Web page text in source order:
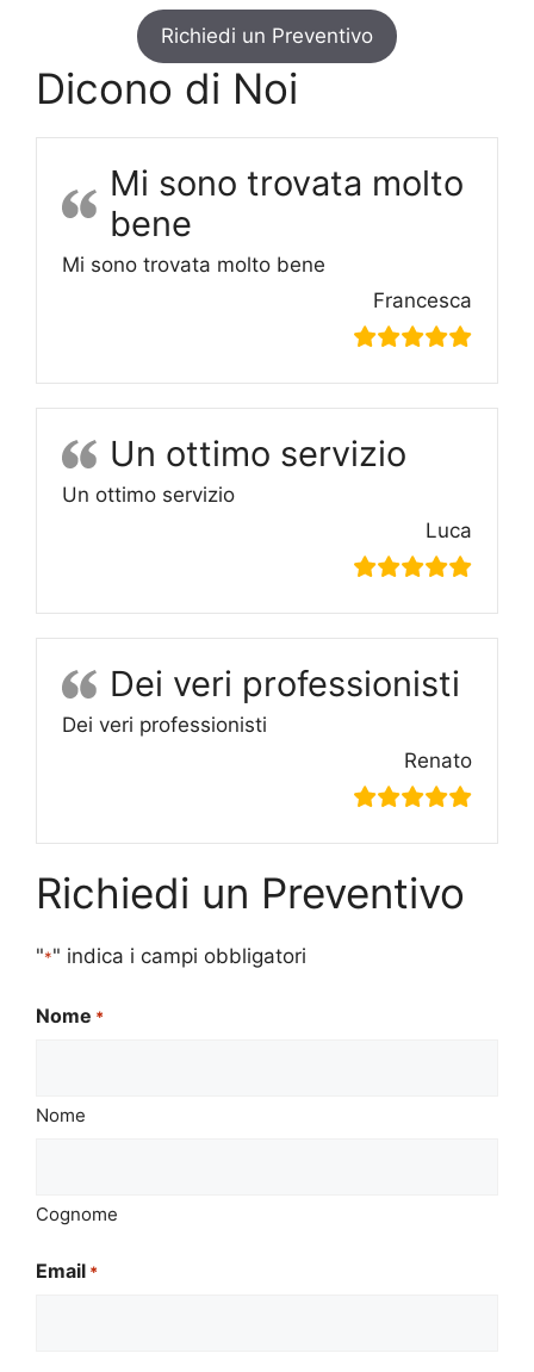
Richiedi un Preventivo
Dicono di Noi
Mi sono trovata molto
bene
Mi sono trovata molto bene
Francesca
Un ottimo servizio
Un ottimo servizio
Luca
Dei veri professionisti
Dei veri professionisti
Renato
Richiedi un Preventivo
"*" indica i campi obbligatori
Nome *
Nome
Cognome
Email *